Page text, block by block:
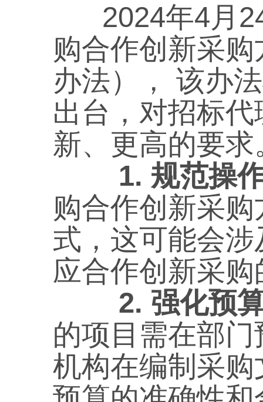
2024年4月24
购合作创新采
办法）， 该办
出台，对招标
新、更高的要求
1. 规范操作
购合作创新采
式，这可能会
应合作创新采
2. 强化预算
的项目需在部
机构在编制采